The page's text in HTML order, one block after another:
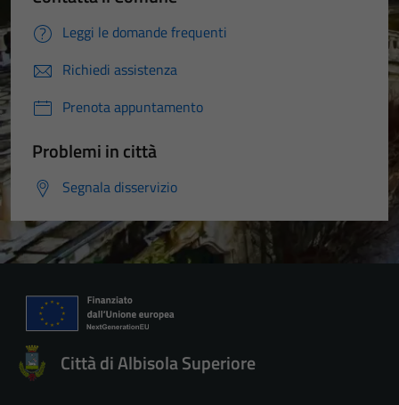
Leggi le domande frequenti
Richiedi assistenza
Prenota appuntamento
Problemi in città
Segnala disservizio
Città di Albisola Superiore